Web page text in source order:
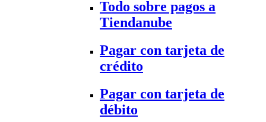
Todo sobre pagos a
Tiendanube
Pagar con tarjeta de
crédito
Pagar con tarjeta de
débito